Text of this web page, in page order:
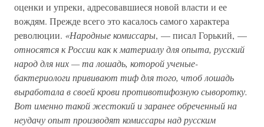
оценки и упреки, адресовавшиеся новой власти и ее
вождям. Прежде всего это касалось самого характера
революции. «Народные комиссары, — писал Горький, —
относятся к России как к материалу для опыта, русский
народ для них — та лошадь, которой ученые-
бактериологи прививают тиф для того, чтоб лошадь
выработала в своей крови противотифозную сыворотку.
Вот именно такой жестокий и заранее обреченный на
неудачу опыт производят комиссары над русским